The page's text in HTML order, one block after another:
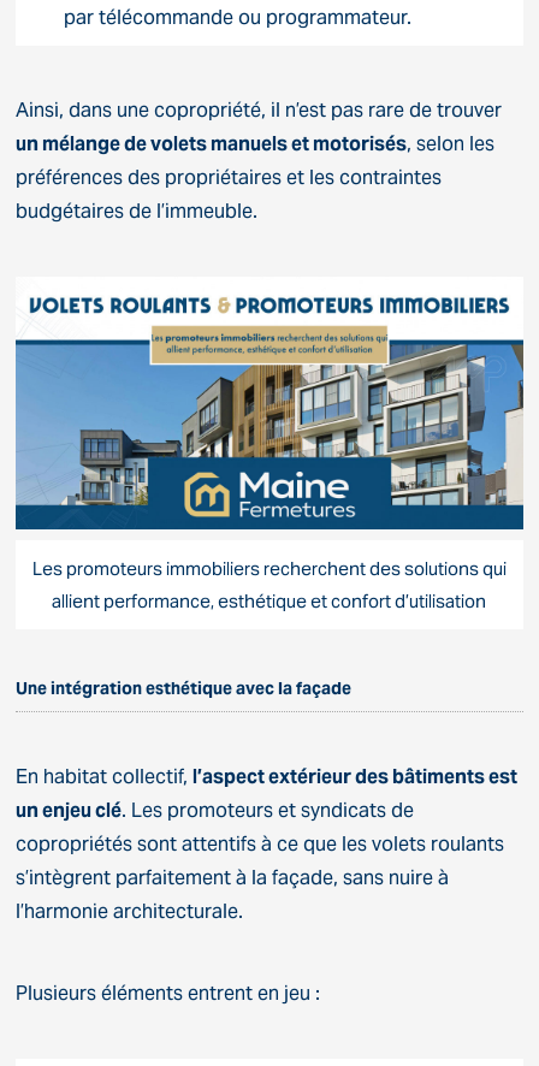
par télécommande ou programmateur.
Ainsi, dans une copropriété, il n’est pas rare de trouver
un mélange de volets manuels et motorisés, selon les
préférences des propriétaires et les contraintes
budgétaires de l’immeuble.
Les promoteurs immobiliers recherchent des solutions qui
allient performance, esthétique et confort d’utilisation
Une intégration esthétique avec la façade
En habitat collectif,l’aspect extérieur des bâtiments est
un enjeu clé. Les promoteurs et syndicats de
copropriétés sont attentifs à ce que les volets roulants
s’intègrent parfaitement à la façade, sans nuire à
l’harmonie architecturale.
Plusieurs éléments entrent en jeu :